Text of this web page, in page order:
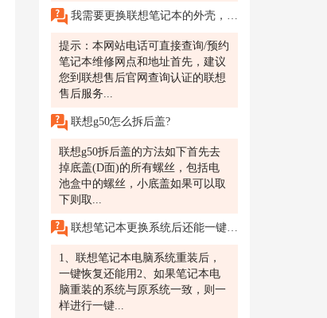
我需要更换联想笔记本的外壳，但是我担心更换后外观不美观，质量不稳定，会影响使用体验，请问如何选择靠谱的维修店呢?
提示：本网站电话可直接查询/预约
笔记本维修网点和地址首先，建议
您到联想售后官网查询认证的联想
售后服务...
联想g50怎么拆后盖?
联想g50拆后盖的方法如下首先去
掉底盖(D面)的所有螺丝，包括电
池盒中的螺丝，小底盖如果可以取
下则取...
联想笔记本更换系统后还能一键恢复吗?
1、联想笔记本电脑系统重装后，
一键恢复还能用2、如果笔记本电
脑重装的系统与原系统一致，则一
样进行一键...